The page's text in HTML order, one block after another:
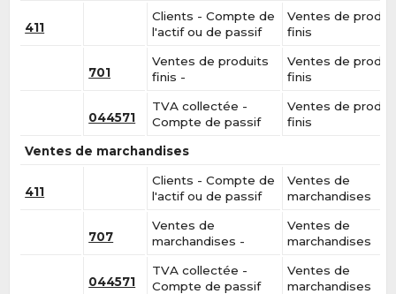
411
Clients - Compte de
l'actif ou de passif
Ventes de
finis
701
Ventes de produits
finis -
Ventes de
finis
044571
TVA collectée -
Compte de passif
Ventes de
finis
Ventes de marchandises
411
Clients - Compte de
l'actif ou de passif
Ventes de
marchandises
707
Ventes de
marchandises -
Ventes de
marchandises
044571
TVA collectée -
Compte de passif
Ventes de
marchandises